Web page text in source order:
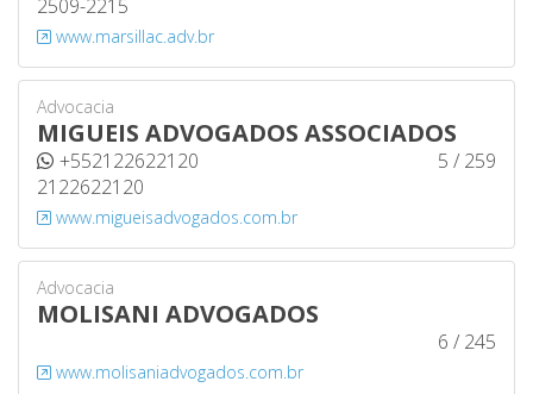
2509-2215
www.marsillac.adv.br
Advocacia
MIGUEIS ADVOGADOS ASSOCIADOS
5 / 259
+552122622120
2122622120
www.migueisadvogados.com.br
Advocacia
MOLISANI ADVOGADOS
6 / 245
www.molisaniadvogados.com.br